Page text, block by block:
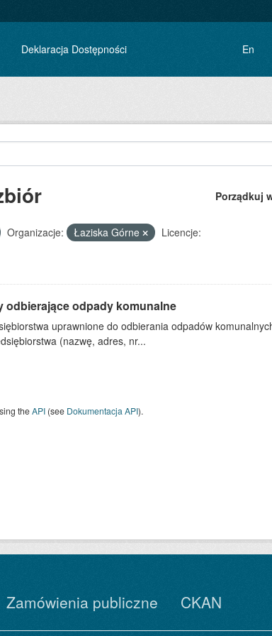
Deklaracja Dostępności En
Porządkuj
Organizacje: Łaziska Górne
Licencje:
odbierające odpady komunalne
uprawnione do odbierania odpadów
(nazwę, adres, nr...
theAPI(see Dokumentacja API).
Zamówienia publiczne CKAN